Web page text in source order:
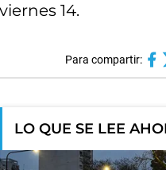
14.
Para compartir:
LO QUE SE LEE